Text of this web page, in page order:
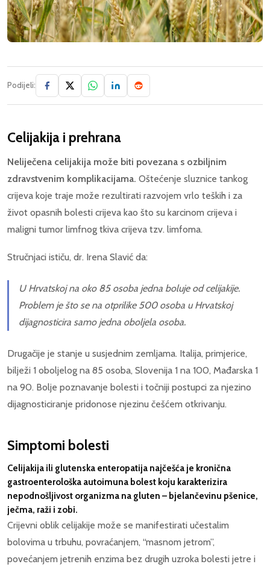
Podijeli:
Celijakija i prehrana
Neliječena celijakija može biti povezana s ozbiljnim
zdravstvenim komplikacijama. Oštećenje sluznice tankog
crijeva koje traje može rezultirati razvojem vrlo teških i za
život opasnih bolesti crijeva kao što su karcinom crijeva i
maligni tumor limfnog tkiva crijeva tzv. limfoma.
Stručnjaci ističu, dr. Irena Slavić da:
U Hrvatskoj na oko 85 osoba jedna boluje od celijakije.
Problem je što se na otprilike 500 osoba u Hrvatskoj
dijagnosticira samo jedna oboljela osoba.
Drugačije je stanje u susjednim zemljama. Italija, primjerice,
bilježi 1 oboljelog na 85 osoba, Slovenija 1 na 100, Mađarska 1
na 90. Bolje poznavanje bolesti i točniji postupci za njezino
dijagnosticiranje pridonose njezinu češćem otkrivanju.
Simptomi bolesti
Celijakija ili glutenska enteropatija najčešća je kronična
gastroenterološka autoimuna bolest koju karakterizira
nepodnošljivost organizma na gluten – bjelančevinu pšenice,
ječma, raži i zobi.
Crijevni oblik celijakije može se manifestirati učestalim
bolovima u trbuhu, povraćanjem, “masnom jetrom”,
povećanjem jetrenih enzima bez drugih uzroka bolesti jetre i